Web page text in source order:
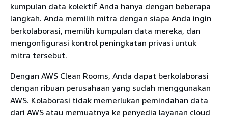
kumpulan data kolektif Anda hanya dengan beberapa
langkah. Anda memilih mitra dengan siapa Anda ingin
berkolaborasi, memilih kumpulan data mereka, dan
mengonfigurasi kontrol peningkatan privasi untuk
mitra tersebut.
Dengan AWS Clean Rooms, Anda dapat berkolaborasi
dengan ribuan perusahaan yang sudah menggunakan
AWS. Kolaborasi tidak memerlukan pemindahan data
dari AWS atau memuatnya ke penyedia layanan cloud